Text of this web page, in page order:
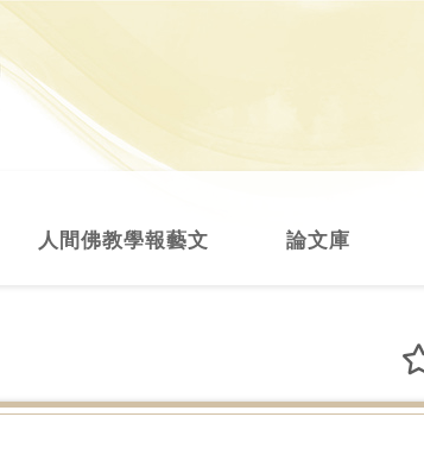
人間佛教學報藝文 論文庫